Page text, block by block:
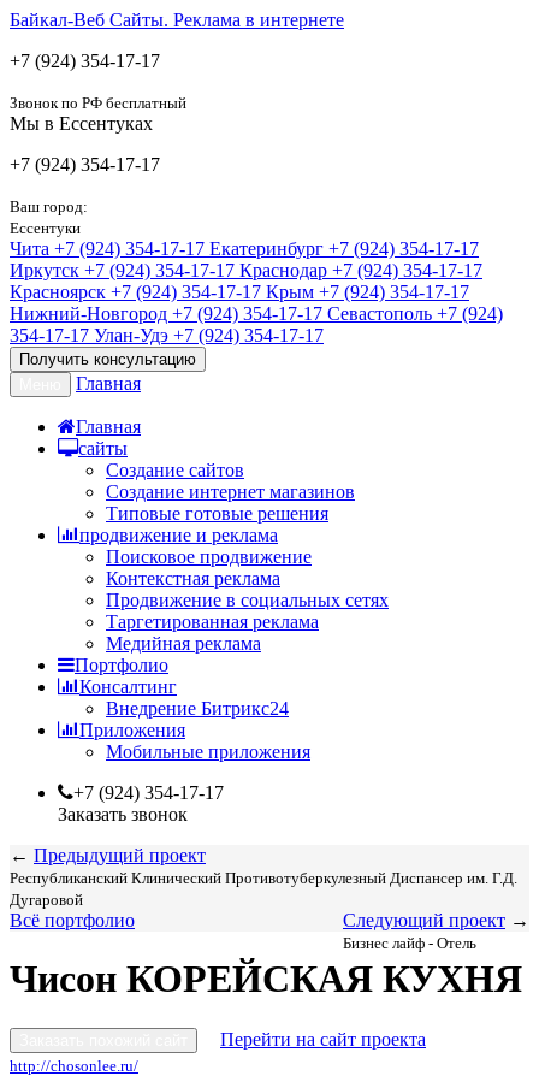
Байкал-Веб Сайты. Реклама в интернете
+7 (924) 354-17-17
Звонок по РФ бесплатный
Мы в Ессентуках
+7 (924) 354-17-17
Ваш город:
Ессентуки
Чита +7 (924) 354-17-17 Екатеринбург +7 (924) 354-17-17
Иркутск +7 (924) 354-17-17 Краснодар +7 (924) 354-17-17
Красноярск +7 (924) 354-17-17 Крым +7 (924) 354-17-17
Нижний-Новгород +7 (924) 354-17-17 Севастополь +7 (924)
354-17-17 Улан-Удэ +7 (924) 354-17-17
Получить консультацию
Главная
Главная
сайты
Создание сайтов
Создание интернет магазинов
Типовые готовые решения
продвижение и реклама
Поисковое продвижение
Контекстная реклама
Продвижение в социальных сетях
Таргетированная реклама
Медийная реклама
Портфолио
Консалтинг
Внедрение Битрикс24
Приложения
Мобильные приложения
+7 (924) 354-17-17
Заказать звонок
← Предыдущий проект
Республиканский Клинический Противотуберкулезный Диспансер им. Г.Д.
Дугаровой
Всё портфолио Следующий проект →
Бизнес лайф - Отель
Чисон КОРЕЙСКАЯ КУХНЯ
Перейти на сайт проекта
http://chosonlee.ru/